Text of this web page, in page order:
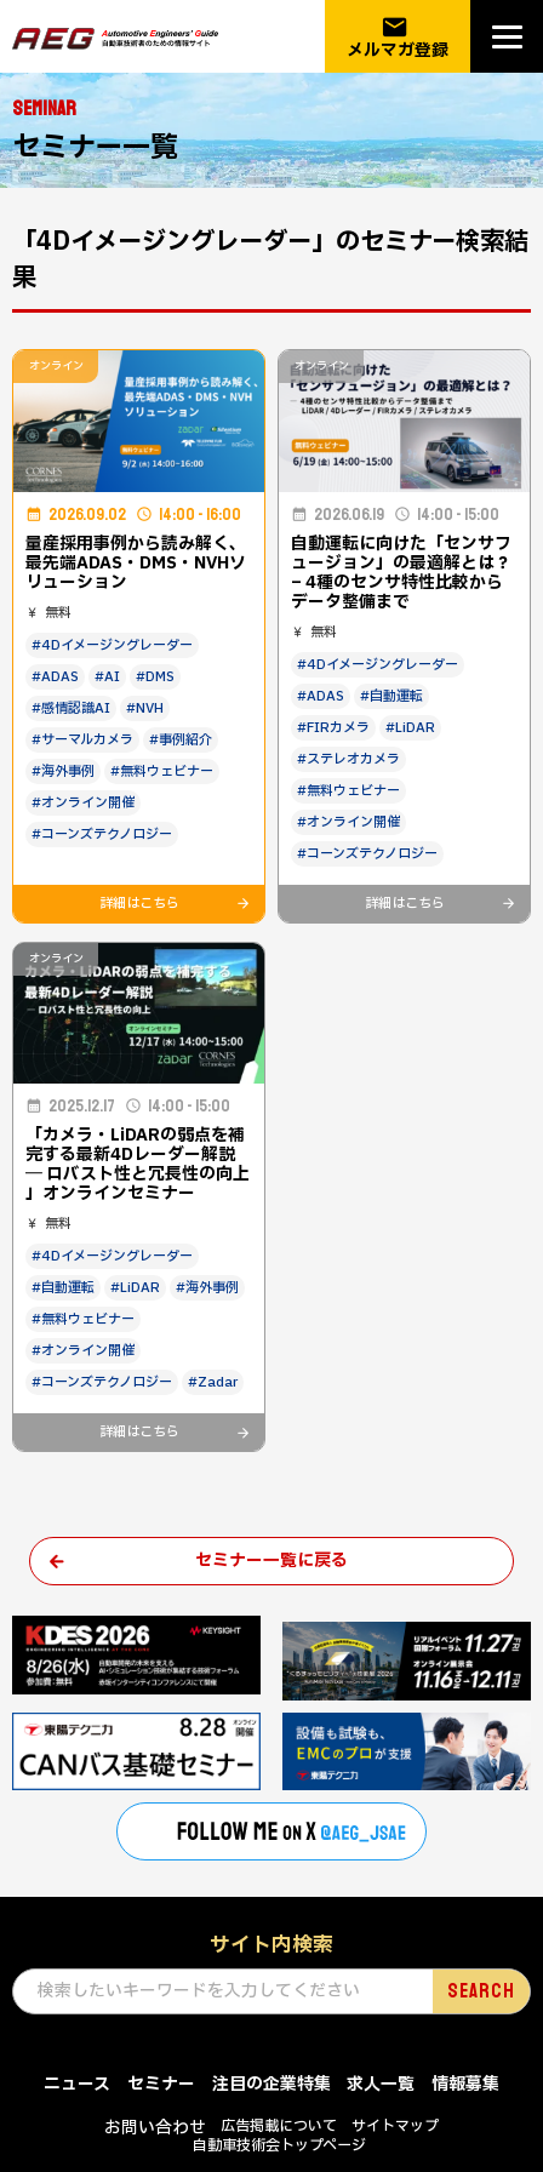
email
メルマガ登録
SEMINAR
セミナー一覧
「4Dイメージングレーダー」のセミナー検索結
果
オンライン
2026.09.02 14:00 - 16:00
量産採用事例から読み解く、
最先端ADAS・DMS・NVHソ
リューション
無料
#4Dイメージングレーダー
#ADAS
#AI
#DMS
#感情認識AI
#NVH
#サーマルカメラ
#事例紹介
#海外事例
#無料ウェビナー
#オンライン開催
#コーンズテクノロジー
詳細はこちら
オンライン
2026.06.19 14:00 - 15:00
自動運転に向けた「センサフ
ュージョン」の最適解とは？
– 4種のセンサ特性比較から
データ整備まで
無料
#4Dイメージングレーダー
#ADAS
#自動運転
#FIRカメラ
#LiDAR
#ステレオカメラ
#無料ウェビナー
#オンライン開催
#コーンズテクノロジー
詳細はこちら
オンライン
2025.12.17 14:00 - 15:00
「カメラ・LiDARの弱点を補
完する最新4Dレーダー解説
― ロバスト性と冗長性の向上
」オンラインセミナー
無料
#4Dイメージングレーダー
#自動運転
#LiDAR
#海外事例
#無料ウェビナー
#オンライン開催
#コーンズテクノロジー
#Zadar
詳細はこちら
セミナー一覧に戻る
サイト内検索
ニュース セミナー 注目の企業特集 求人一覧
情報募集
お問い合わせ
広告掲載について
サイトマップ
自動車技術会トップページ